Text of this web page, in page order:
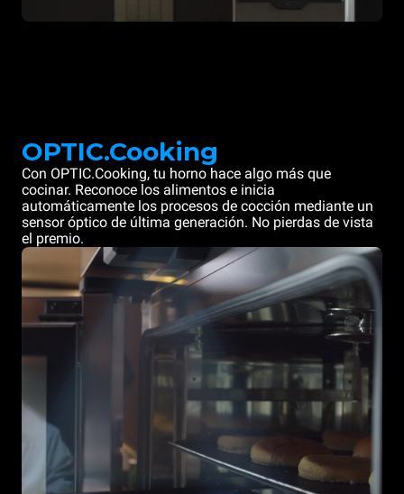
OPTIC.Cooking
Con OPTIC.Cooking, tu horno hace algo más que
cocinar. Reconoce los alimentos e inicia
automáticamente los procesos de cocción mediante un
sensor óptico de última generación. No pierdas de vista
el premio.